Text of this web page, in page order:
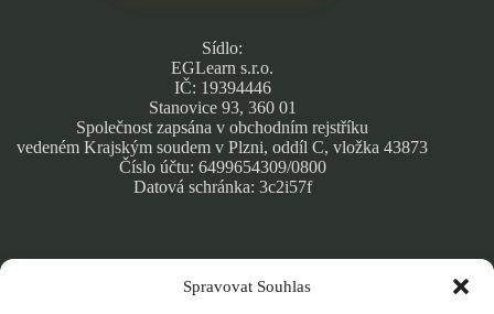
Spravovat Souhlas
Sídlo:
EGLearn s.r.o.
IČ: 19394446
Stanovice 93, 360 01
Společnost zapsána v obchodním rejstříku
vedeném Krajským soudem v Plzni, oddíl C, vložka 43873
Číslo účtu: 6499654309/0800
Datová schránka: 3c2i57f